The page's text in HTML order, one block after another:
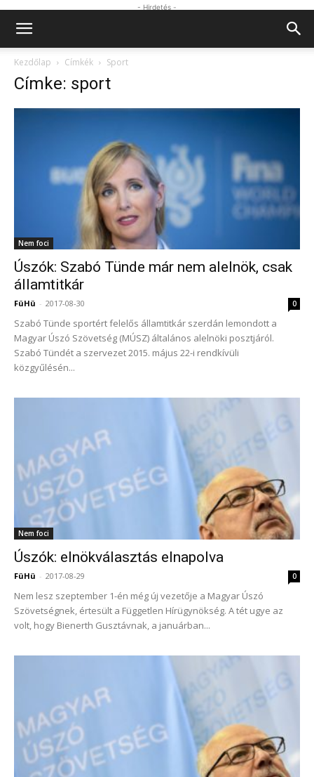
- Hirdetés -
Kezdőlap Címkék Sport
Címke: sport
Nem foci
Úszók: Szabó Tünde már nem alelnök, csak
államtitkár
FüHü - 2017-08-30 0
Szabó Tünde sportért felelős államtitkár szerdán lemondott a
Magyar Úszó Szövetség (MÚSZ) általános alelnöki posztjáról.
Szabó Tündét a szervezet 2015. május 22-i rendkívüli
közgyűlésén...
Nem foci
Úszók: elnökválasztás elnapolva
FüHü - 2017-08-29 0
Nem lesz szeptember 1-én még új vezetője a Magyar Úszó
Szövetségnek, értesült a Független Hírügynökség. A tét ugye az
volt, hogy Bienerth Gusztávnak, a januárban...